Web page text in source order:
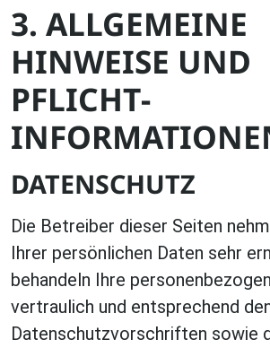
3. ALLGEMEINE
HINWEISE UND
PFLICHT­
DATENSCHUTZ
Die Betreiber dieser Seiten
Ihrer persönlichen Daten sehr
behandeln Ihre
vertraulich und entsprechend
Datenschutzvorschriften sowie